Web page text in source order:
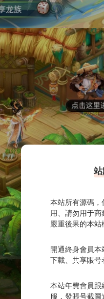
本站所有源碼，
用、請勿用于
嚴重後果的本站
開通終身會員
下載、共享賬号
本站年費會員
服，發賬号截